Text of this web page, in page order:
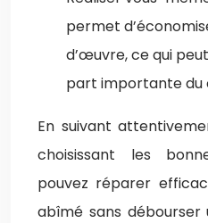
permet
d’œuvre, ce qui
part importante du
En suivant
choisissant les
pouvez réparer
abîmé sans débourser